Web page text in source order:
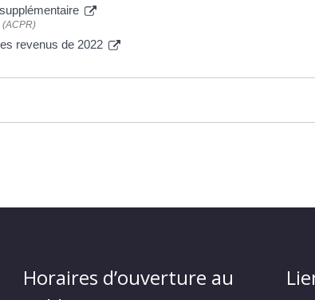
revenus de 2022
Horaires d’ouverture au